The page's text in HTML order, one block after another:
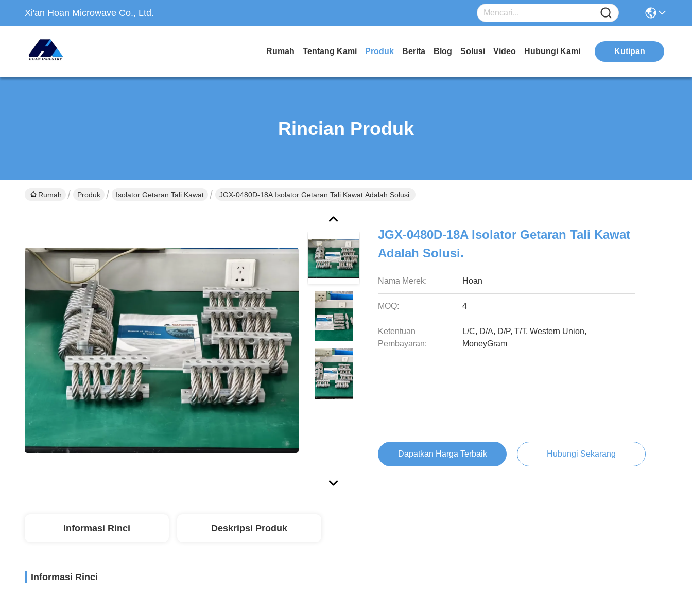
Xi'an Hoan Microwave Co., Ltd.
Rumah Tentang Kami Produk Berita Blog Solusi Video Hubungi Kami Kutipan
Rincian Produk
Rumah Produk Isolator Getaran Tali Kawat JGX-0480D-18A Isolator Getaran Tali Kawat Adalah Solusi.
JGX-0480D-18A Isolator Getaran Tali Kawat
Adalah Solusi.
Nama Merek: Hoan
MOQ: 4
Ketentuan
Pembayaran:
L/C, D/A, D/P, T/T, Western Union,
MoneyGram
Dapatkan Harga Terbaik Hubungi Sekarang
Informasi Rinci Deskripsi Produk
Informasi Rinci